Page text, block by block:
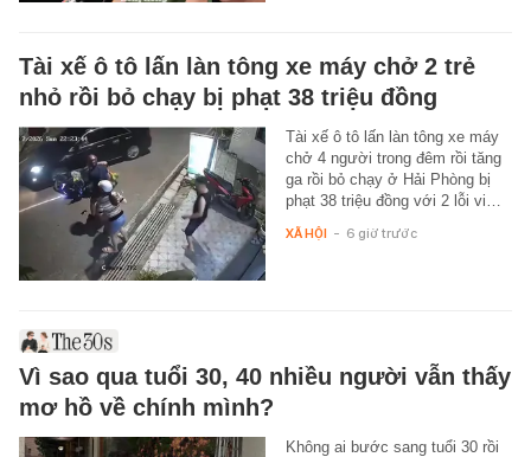
Tài xế ô tô lấn làn tông xe máy chở 2 trẻ
nhỏ rồi bỏ chạy bị phạt 38 triệu đồng
Tài xế ô tô lấn làn tông xe máy
chở 4 người trong đêm rồi tăng
ga rồi bỏ chạy ở Hải Phòng bị
phạt 38 triệu đồng với 2 lỗi vi…
XÃ HỘI - 6 giờ trước
Vì sao qua tuổi 30, 40 nhiều người vẫn thấy
mơ hồ về chính mình?
Không ai bước sang tuổi 30 rồi